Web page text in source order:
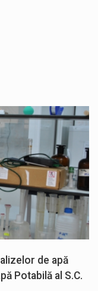
de apă
Potabilă al S.C.